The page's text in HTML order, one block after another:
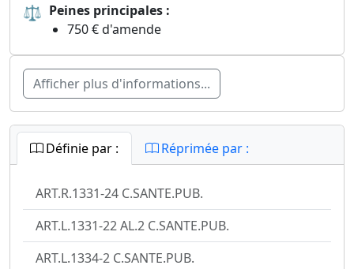
⚖ Peines principales :
750 € d'amende
Afficher plus d'informations...
Définie par : Réprimée par :
ART.R.1331-24 C.SANTE.PUB.
ART.L.1331-22 AL.2 C.SANTE.PUB.
ART.L.1334-2 C.SANTE.PUB.